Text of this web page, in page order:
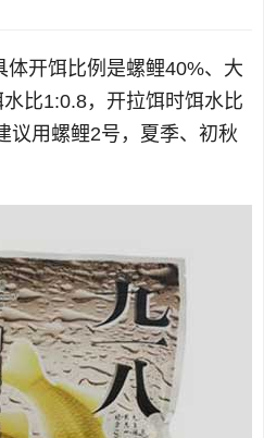
开饵比例是螺鲤40%、大
比1:0.8，开拉饵时饵水比
议用螺鲤2号，夏季、初秋